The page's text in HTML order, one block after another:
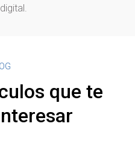
digital.
que te